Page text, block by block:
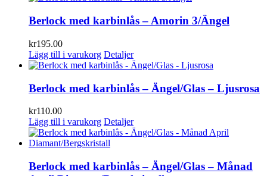
Berlock med karbinlås – Amorin 3/Ängel
kr195.00
Lägg till i varukorg Detaljer
Berlock med karbinlås – Ängel/Glas – Ljusrosa
kr110.00
Lägg till i varukorg Detaljer
Berlock med karbinlås – Ängel/Glas – Månad